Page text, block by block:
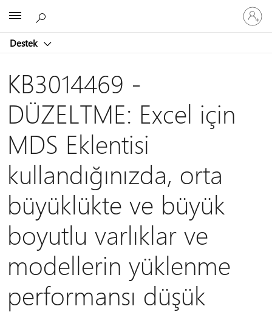
Destek
oturum
açın
KB3014469 -
DÜZELTME: Excel için
MDS Eklentisi
kullandığınızda, orta
büyüklükte ve büyük
boyutlu varlıklar ve
modellerin yüklenme
performansı düşük